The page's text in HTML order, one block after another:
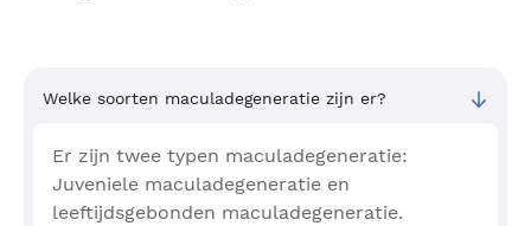
Welke soorten maculadegeneratie zijn er?
Er zijn twee typen maculadegeneratie:
Juveniele maculadegeneratie en
leeftijdsgebonden maculadegeneratie.